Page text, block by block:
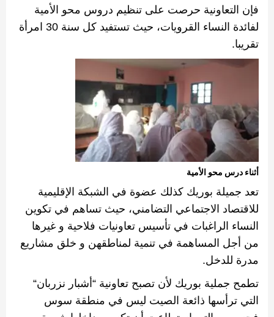
فإن التعاونية حرصت على تنظيم دروس محو الأمية
لفائدة النساء القرويات، حيث تستفيد كل سنة 30 امرأة
تقريبا.
أثناء درس محو الأمية
تعد جميلة بوريك كذلك عضوة في الشبكة الإقليمية
للاقتصاد الاجتماعي التضامني، حيث تساهم في تكوين
النساء الراغبات في تأسيس تعاونيات فلاحية و غيرها
من أجل المساهمة في تنمية لمناطقهن و خلق مشاريع
مدرة للدخل.
تطمح جملية بوريك لأن تصبح تعاونية “ أشبار نزربان“‬
التي ترأسها ذائعة الصيت ليس في منطقة سوس